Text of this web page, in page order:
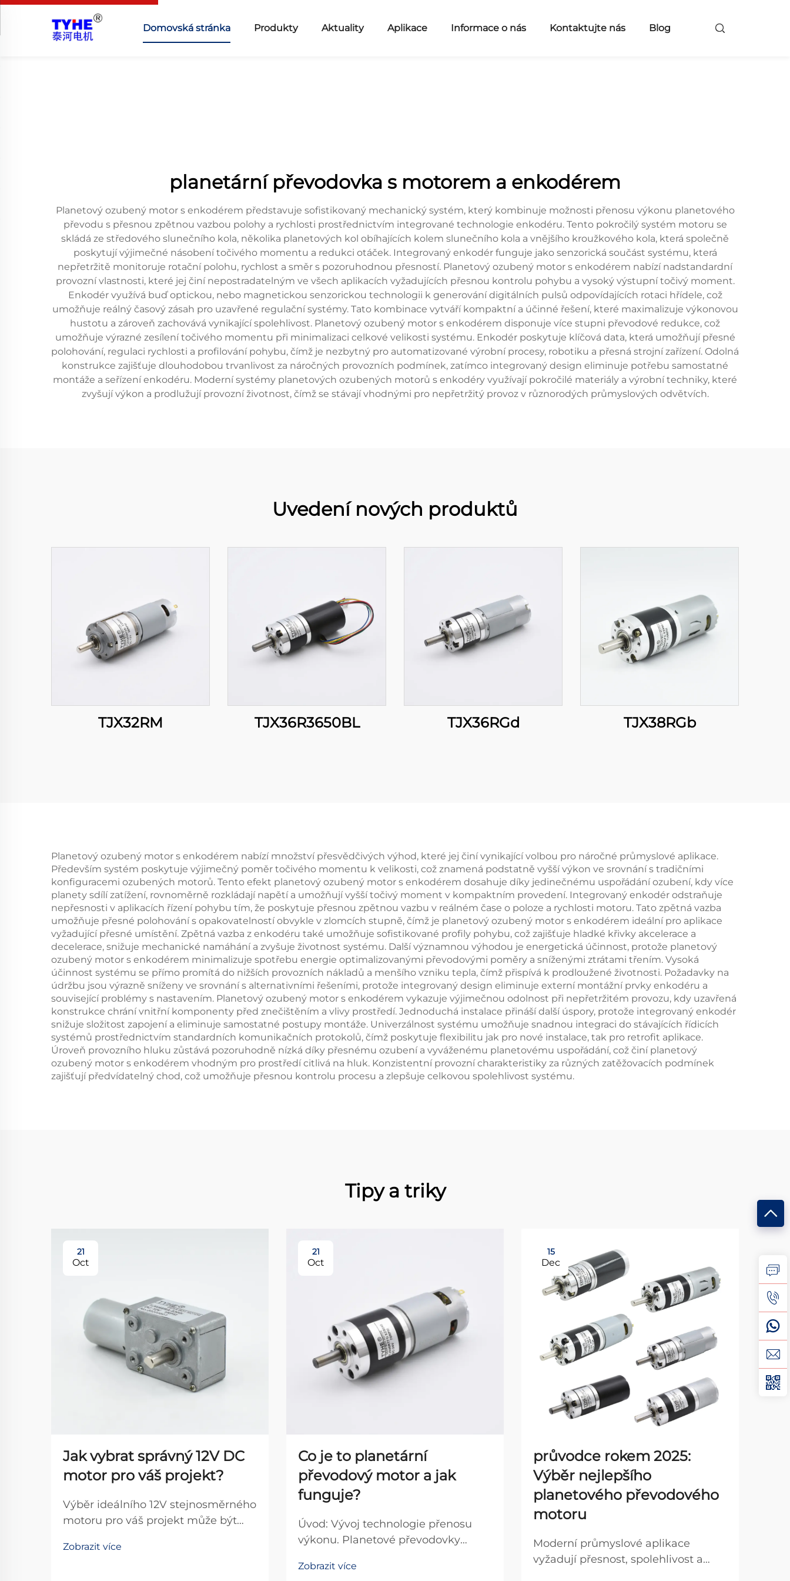
Domovská stránka Produkty Aktuality Aplikace Informace o nás Kontaktujte nás Blog
planetární převodovka s motorem a enkodérem
Planetový ozubený motor s enkodérem představuje sofistikovaný mechanický systém, který kombinuje možnosti přenosu výkonu planetového
převodu s přesnou zpětnou vazbou polohy a rychlosti prostřednictvím integrované technologie enkodéru. Tento pokročilý systém motoru se
skládá ze středového slunečního kola, několika planetových kol obíhajících kolem slunečního kola a vnějšího kroužkového kola, která společně
poskytují výjimečné násobení točivého momentu a redukci otáček. Integrovaný enkodér funguje jako senzorická součást systému, která
nepřetržitě monitoruje rotační polohu, rychlost a směr s pozoruhodnou přesností. Planetový ozubený motor s enkodérem nabízí nadstandardní
provozní vlastnosti, které jej činí nepostradatelným ve všech aplikacích vyžadujících přesnou kontrolu pohybu a vysoký výstupní točivý moment.
Enkodér využívá buď optickou, nebo magnetickou senzorickou technologii k generování digitálních pulsů odpovídajících rotaci hřídele, což
umožňuje reálný časový zásah pro uzavřené regulační systémy. Tato kombinace vytváří kompaktní a účinné řešení, které maximalizuje výkonovou
hustotu a zároveň zachovává vynikající spolehlivost. Planetový ozubený motor s enkodérem disponuje více stupni převodové redukce, což
umožňuje výrazné zesílení točivého momentu při minimalizaci celkové velikosti systému. Enkodér poskytuje klíčová data, která umožňují přesné
polohování, regulaci rychlosti a profilování pohybu, čímž je nezbytný pro automatizované výrobní procesy, robotiku a přesná strojní zařízení. Odolná
konstrukce zajišťuje dlouhodobou trvanlivost za náročných provozních podmínek, zatímco integrovaný design eliminuje potřebu samostatné
montáže a seřízení enkodéru. Moderní systémy planetových ozubených motorů s enkodéry využívají pokročilé materiály a výrobní techniky, které
zvyšují výkon a prodlužují provozní životnost, čímž se stávají vhodnými pro nepřetržitý provoz v různorodých průmyslových odvětvích.
Uvedení nových produktů
TJX32RM TJX36R3650BL TJX36RGd TJX38RGb
Planetový ozubený motor s enkodérem nabízí množství přesvědčivých výhod, které jej činí vynikající volbou pro náročné průmyslové aplikace.
Především systém poskytuje výjimečný poměr točivého momentu k velikosti, což znamená podstatně vyšší výkon ve srovnání s tradičními
konfiguracemi ozubených motorů. Tento efekt planetový ozubený motor s enkodérem dosahuje díky jedinečnému uspořádání ozubení, kdy více
planety sdílí zatížení, rovnoměrně rozkládají napětí a umožňují vyšší točivý moment v kompaktním provedení. Integrovaný enkodér odstraňuje
nepřesnosti v aplikacích řízení pohybu tím, že poskytuje přesnou zpětnou vazbu v reálném čase o poloze a rychlosti motoru. Tato zpětná vazba
umožňuje přesné polohování s opakovatelností obvykle v zlomcích stupně, čímž je planetový ozubený motor s enkodérem ideální pro aplikace
vyžadující přesné umístění. Zpětná vazba z enkodéru také umožňuje sofistikované profily pohybu, což zajišťuje hladké křivky akcelerace a
decelerace, snižuje mechanické namáhání a zvyšuje životnost systému. Další významnou výhodou je energetická účinnost, protože planetový
ozubený motor s enkodérem minimalizuje spotřebu energie optimalizovanými převodovými poměry a sníženými ztrátami třením. Vysoká
účinnost systému se přímo promítá do nižších provozních nákladů a menšího vzniku tepla, čímž přispívá k prodloužené životnosti. Požadavky na
údržbu jsou výrazně sníženy ve srovnání s alternativními řešeními, protože integrovaný design eliminuje externí montážní prvky enkodéru a
související problémy s nastavením. Planetový ozubený motor s enkodérem vykazuje výjimečnou odolnost při nepřetržitém provozu, kdy uzavřená
konstrukce chrání vnitřní komponenty před znečištěním a vlivy prostředí. Jednoduchá instalace přináší další úspory, protože integrovaný enkodér
snižuje složitost zapojení a eliminuje samostatné postupy montáže. Univerzálnost systému umožňuje snadnou integraci do stávajících řídicích
systémů prostřednictvím standardních komunikačních protokolů, čímž poskytuje flexibilitu jak pro nové instalace, tak pro retrofit aplikace.
Úroveň provozního hluku zůstává pozoruhodně nízká díky přesnému ozubení a vyváženému planetovému uspořádání, což činí planetový
ozubený motor s enkodérem vhodným pro prostředí citlivá na hluk. Konzistentní provozní charakteristiky za různých zatěžovacích podmínek
zajišťují předvídatelný chod, což umožňuje přesnou kontrolu procesu a zlepšuje celkovou spolehlivost systému.
Tipy a triky
21
Oct
Jak vybrat správný 12V DC
motor pro váš projekt?
Výběr ideálního 12V stejnosměrného
motoru pro váš projekt může být
množství technických parametrů,
Zobrazit více
21
Oct
Co je to planetární
převodový motor a jak
funguje?
Úvod: Vývoj technologie přenosu
výkonu. Planetové převodovky
nejsofistikovanějších a
Zobrazit více
15
Dec
průvodce rokem 2025:
Výběr nejlepšího
planetového převodového
motoru
Moderní průmyslové aplikace
vyžadují přesnost, spolehlivost a